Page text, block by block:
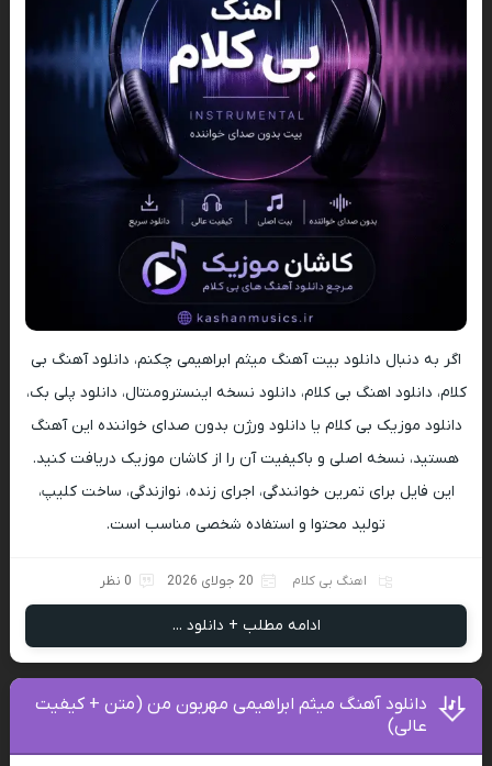
اگر به دنبال دانلود بیت آهنگ میثم ابراهیمی چکنم، دانلود آهنگ بی
کلام، دانلود اهنگ بی کلام، دانلود نسخه اینسترومنتال، دانلود پلی بک،
دانلود موزیک بی کلام یا دانلود ورژن بدون صدای خواننده این آهنگ
هستید، نسخه اصلی و باکیفیت آن را از کاشان موزیک دریافت کنید.
این فایل برای تمرین خوانندگی، اجرای زنده، نوازندگی، ساخت کلیپ،
تولید محتوا و استفاده شخصی مناسب است.
اهنگ بی کلام 20 جولای 2026 0 نظر
ادامه مطلب + دانلود ...
دانلود آهنگ میثم ابراهیمی مهربون من (متن + کیفیت
عالی)